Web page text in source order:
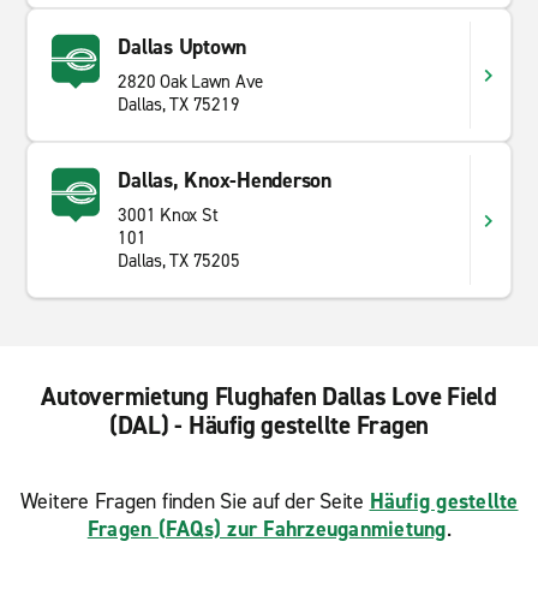
Dallas Uptown
2820 Oak Lawn Ave
Dallas, TX 75219
Dallas, Knox-Henderson
3001 Knox St
101
Dallas, TX 75205
Autovermietung Flughafen Dallas Love Field
(DAL) - Häufig gestellte Fragen
Weitere Fragen finden Sie auf der Seite Häufig gestellte
Fragen (FAQs) zur Fahrzeuganmietung.